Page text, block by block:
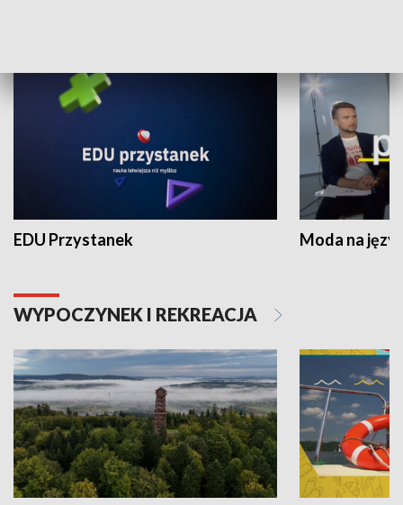
EDU Przystanek Moda na
WYPOCZYNEK I REKREACJA